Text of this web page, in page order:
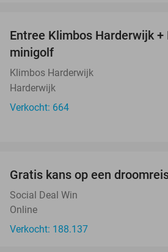
Entree Klimbos Harderwijk +
minigolf
Klimbos Harderwijk
Harderwijk
Verkocht: 664
Gratis kans op een
Social Deal Win
Online
Verkocht: 188.137